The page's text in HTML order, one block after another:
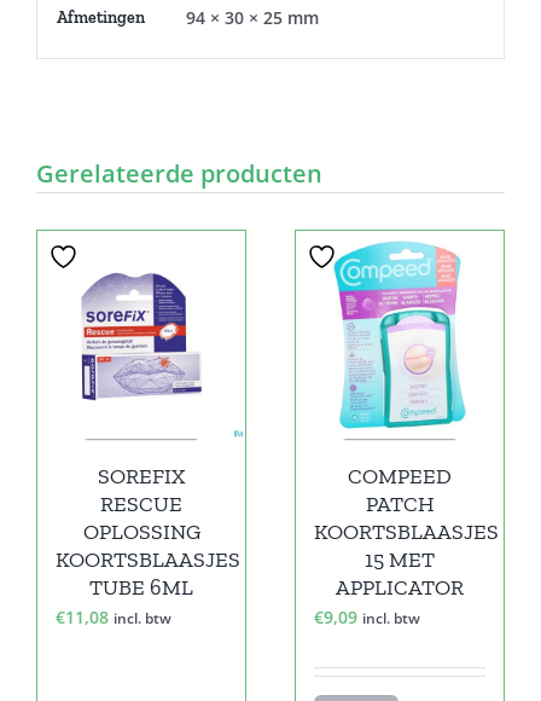
Afmetingen 94 × 30 × 25 mm
Gerelateerde producten
SOREFIX
RESCUE
OPLOSSING
KOORTSBLAASJES
TUBE 6ML
€11,08 incl. btw
COMPEED
PATCH
KOORTSBLAASJES
15 MET
APPLICATOR
€9,09 incl. btw